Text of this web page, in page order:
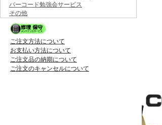
バーコード勉強会サービス
その他
ご注文方法について
お支払い方法について
ご注文品の納期について
ご注文のキャンセルについて